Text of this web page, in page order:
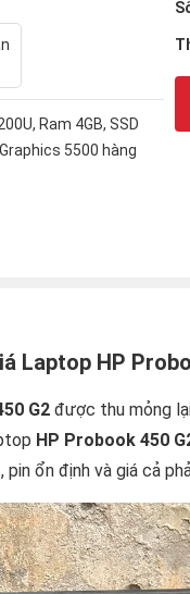
Ram 4GB, SSD
5500 hàng
Laptop HP
G2 được thu mỏng
HP Probook 450
ổn định và giá cả